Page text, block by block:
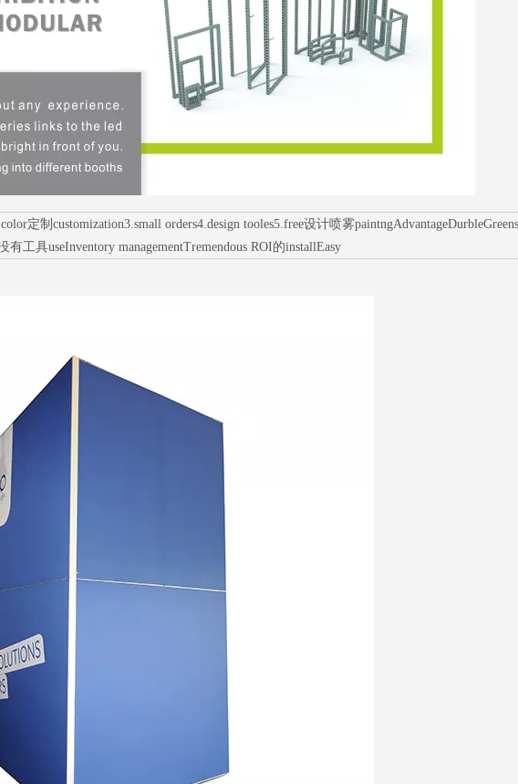
定制customization3.small orders4.design tooles5.free设计喷雾
有工具useInventory managementTremendous ROI的installEasy